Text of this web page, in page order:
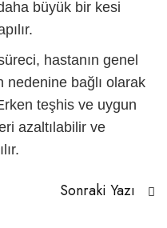
büyük bir kesi
hastanın genel
nedenine bağlı olarak
teşhis ve uygun
azaltılabilir ve
Sonraki Yazı